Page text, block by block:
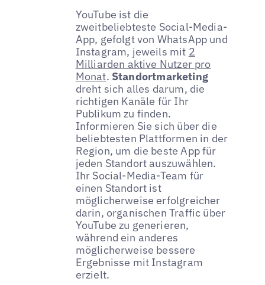
YouTube ist die
zweitbeliebteste Social-Media-
App, gefolgt von WhatsApp und
Instagram, jeweils mit 2
Milliarden aktive Nutzer pro
Monat. Standortmarketing
dreht sich alles darum, die
richtigen Kanäle für Ihr
Publikum zu finden.
Informieren Sie sich über die
beliebtesten Plattformen in der
Region, um die beste App für
jeden Standort auszuwählen.
Ihr Social-Media-Team für
einen Standort ist
möglicherweise erfolgreicher
darin, organischen Traffic über
YouTube zu generieren,
während ein anderes
möglicherweise bessere
Ergebnisse mit Instagram
erzielt.